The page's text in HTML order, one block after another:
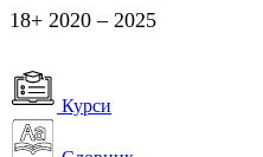
18+ 2020 – 2025
Курси